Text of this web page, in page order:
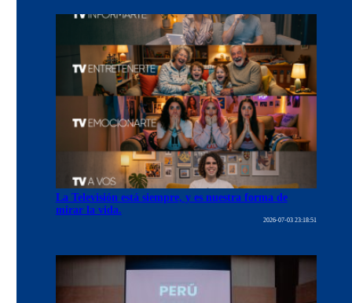
La Televisión está siempre, y es nuestra forma de
mirar la vida.
2026-07-03 23:18:51